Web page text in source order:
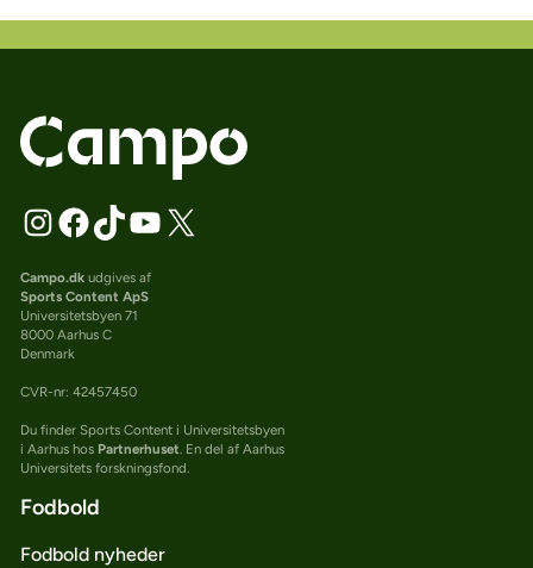
Campo.dkudgives af
Sports Content ApS
Universitetsbyen 71
8000 Aarhus C
Denmark
CVR-nr: 42457450
Du finder Sports Content i Universitetsbyen
i Aarhus hos Partnerhuset. En del af Aarhus
Universitets forskningsfond.
Fodbold
Fodbold nyheder